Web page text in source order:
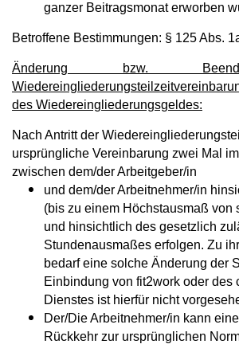
ganzer Beitragsmonat erworben
Betroffene Bestimmungen: § 125 Abs.
Änderung bzw.
des Wiedereingliederungsgeldes:
Nach Antritt der
ursprüngliche Vereinbarung zwei Mal
zwischen dem/der Arbeitgeber/in
und dem/der Arbeitnehmer/in
(bis zu einem Höchstausmaß von
und hinsichtlich des gesetzlich
Stundenausmaßes erfolgen. Zu
bedarf eine solche Änderung der
Einbindung von fit2work oder des
Dienstes ist hierfür nicht
Der/Die Arbeitnehmer/in kann
Rückkehr zur ursprünglichen